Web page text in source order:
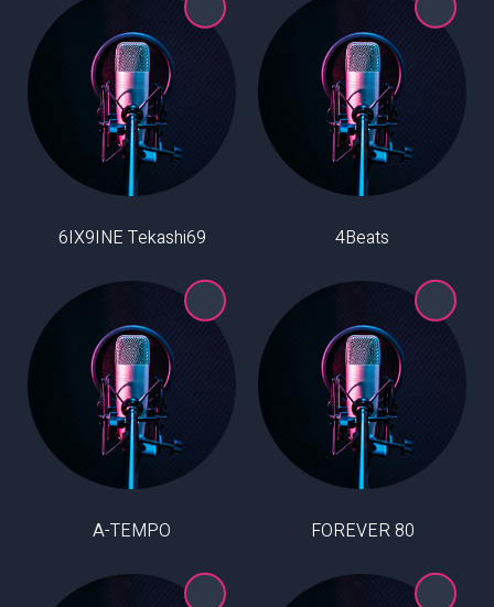
4Beats
6IX9INE Tekashi69
80 FOREVER
A-TEMPO